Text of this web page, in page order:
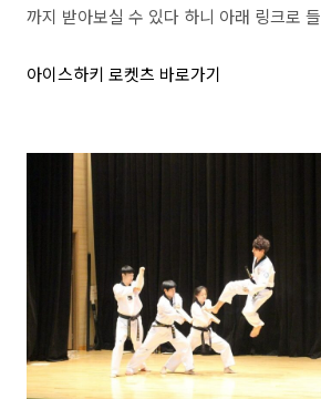
까지 받아보실 수 있다 하니 아래 링크로
아이스하키 로켓츠 바로가기